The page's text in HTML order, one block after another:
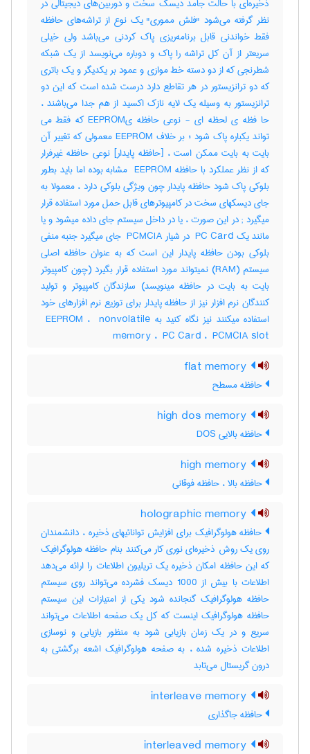
نظر گرفته می‌شود "فلش مموری" یک نوع از تراشه‌های حافظه
فقط خواندنی قابل برنامه‌ریزی پاک کردنی می‌باشد ولی خیلی
سریعتر از آن کل تراشه را پاک و دوباره می‌نویسد از یک شبکه
شطرنجی که از دو دسته خط موازی و عمود بر یکدیگر و یک باتری‌
که دو ترانزیستور در هر تقاطع دارد درست شده است که این دو
ترانزیستور به وسیله یک لایه نازک اکسید از هم جدا می‌باشند ،
حا فظه ی لحظه ای - نوعی حافظه یEEPROM که فقط می
تواند یکباره پاک شود ؛ بر خلاف EEPROM معمولی که تغییر آن
بایت به بایت ممکن است ، [حافظه پایدار] نوعی حافظه غیرفرار
که از نظر عملکرد با حافظه ‎ EEPROM مشابه بوده اما باید بطور
بلوکی پاک شود حافظه پایدار چون ویژگی بلوکی دارد ، معمولا به
جای دیسکهای سخت در کامپیوترهای قابل حمل مورد استفاده قرار
میگیرد‎ ; در این صورت ، یا در داخل سیستم جای داده میشود و یا
مانند یک ‎ PC Card در شیار ‎ PCMCIA جای میگیرد جنبه منفی
بلوکی بودن حافظه پایدار این است که به عنوان حافظه اصلی
سیستم (‎RAM) نمیتواند مورد استفاده قرار بگیرد (چون کامپیوتر
بایت به بایت در حافظه مینویسد) سازندگان کامپیوتر و تولید
کنندگان نرم افزار نیز از حافظه پایدار برای توزیع نرم افزارهای خود
استفاده میکنند نیز نگاه کنید به ‎ EEPROM ، ‎ nonvolatile
memory ، ‎ PC Card ، ‎ PCMCIA slot
حافظه مسطح
حافظه بالایی DOS
حافظه بالا ، حافظه فوقانی
حافظه هولوگرافیک برای افزایش توانائیهای ذخیره ، دانشمندان
روی یک روش ذخیره‌ای نوری کار می‌کنند بنام حافظه هولوگرافیک
که این حافظه امکان ذخیره یک تریلیون اطلاعات را ارائه می‌دهد
اطلاعات با بیش از 1000 دیسک فشرده می‌تواند روی سیستم
حافظه هولوگرافیک گنجانده شود یکی از امتیازات این سیستم
حافظه هولوگرافیک اینست که کل یک صفحه اطلاعات می‌تواند
سریع و در یک زمان بازیابی شود به منظور بازیابی و نوسازی
اطلاعات ذخیره شده ، به صفحه هولوگرافیک اشعه برگشتی به
درون گریستال می‌تابد
حافظه جاگذاری